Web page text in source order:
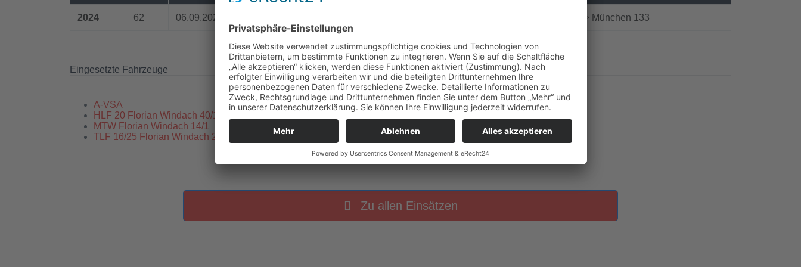
2024 62 06.09.2024 / 18:52 Uhr A96 Lindau > München 133
Eingesetzte Fahrzeuge
A-VSA
HLF 20 Florian Windach 40/1
MTW Florian Windach 14/1
TLF 16/25 Florian Windach 21/1
Zu allen Einsätzen